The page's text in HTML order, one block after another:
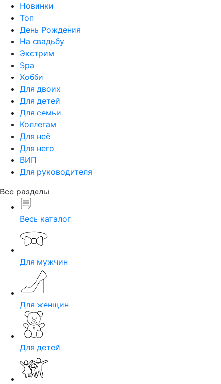
Новинки
Топ
День Рождения
На свадьбу
Экстрим
Spa
Хобби
Для двоих
Для детей
Для семьи
Коллегам
Для неё
Для него
ВИП
Для руководителя
Все разделы
Весь каталог
Для мужчин
Для женщин
Для детей